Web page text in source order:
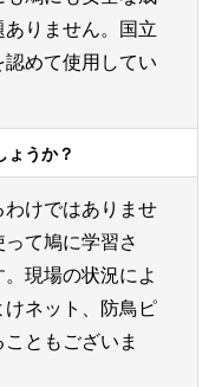
りません。国立
めて使用してい
ょうか？
けではありませ
て鳩に学習さ
現場の状況によ
けネット、防鳥ピ
ともございま